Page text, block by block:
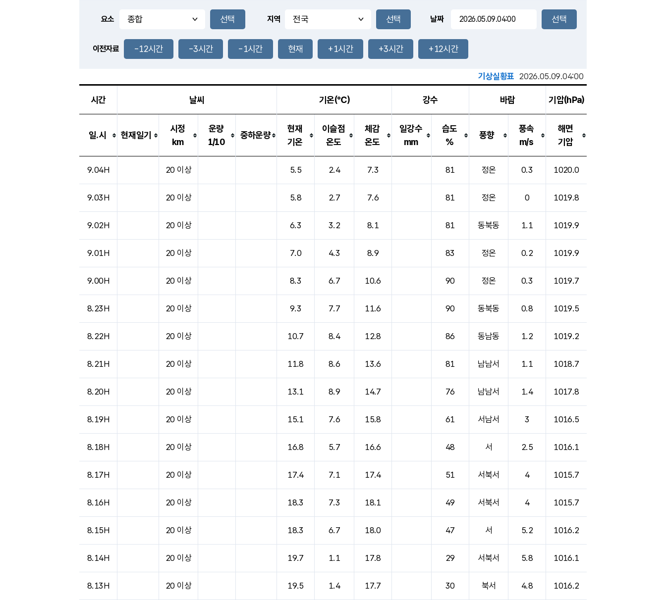
풍도
2.0m/s -mm
-mm
장호원
29.9
℃
-
33.8℃
1.1m/s
-mm
-mm
요소 지역 날짜
이전자료 -12시간 -3시간 -1시간 현재 +1시간 +3시간 +12시간
기상실황표 2026.05.09.04:00
시간 날씨 기온(℃) 강수 바람 기압(hPa)
일.시 현재일기
시정
km
운량
1/10
중하운량
현재
기온
이슬점
온도
체감
온도
일강수
mm
습도
%
풍향
풍속
m/s
해면
기압
9.04H 20 이상 5.5 2.4 7.3 81 정온 0.3 1020.0
9.03H 20 이상 5.8 2.7 7.6 81 정온 0 1019.8
9.02H 20 이상 6.3 3.2 8.1 81 동북동 1.1 1019.9
9.01H 20 이상 7.0 4.3 8.9 83 정온 0.2 1019.9
9.00H 20 이상 8.3 6.7 10.6 90 정온 0.3 1019.7
8.23H 20 이상 9.3 7.7 11.6 90 동북동 0.8 1019.5
8.22H 20 이상 10.7 8.4 12.8 86 동남동 1.2 1019.2
8.21H 20 이상 11.8 8.6 13.6 81 남남서 1.1 1018.7
8.20H 20 이상 13.1 8.9 14.7 76 남남서 1.4 1017.8
8.19H 20 이상 15.1 7.6 15.8 61 서남서 3 1016.5
8.18H 20 이상 16.8 5.7 16.6 48 서 2.5 1016.1
8.17H 20 이상 17.4 7.1 17.4 51 서북서 4 1015.7
8.16H 20 이상 18.3 7.3 18.1 49 서북서 4 1015.7
8.15H 20 이상 18.3 6.7 18.0 47 서 5.2 1016.2
8.14H 20 이상 19.7 1.1 17.8 29 서북서 5.8 1016.1
8.13H 20 이상 19.5 1.4 17.7 30 북서 4.8 1016.2